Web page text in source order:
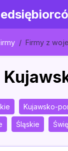
Firmy z
Kujawsko-
Śląskie